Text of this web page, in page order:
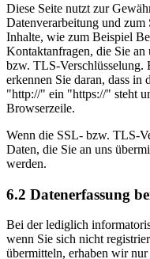
Diese Seite nutzt zur
Datenverarbeitung und
Inhalte, wie zum Beispiel
Kontaktanfragen, die Sie an
bzw. TLS-Verschlüsselung.
erkennen Sie daran, dass in
"http://" ein "https://" steht
Browserzeile.
Wenn die SSL- bzw. TLS-
Daten, die Sie an uns
werden.
6.2 Datenerfassung
Bei der lediglich
wenn Sie sich nicht
übermitteln, erhaben wir